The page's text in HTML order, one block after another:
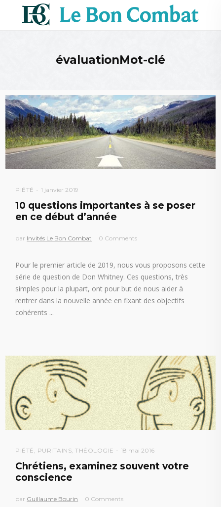
évaluationMot-clé
PIÉTÉ 1 janvier 2019
10 questions importantes à se poser
en ce début d’année
par Invités Le Bon Combat 0 Comments
Pour le premier article de 2019, nous vous proposons cette
série de question de Don Whitney. Ces questions, très
simples pour la plupart, ont pour but de nous aider à
rentrer dans la nouvelle année en fixant des objectifs
cohérents
PIÉTÉ , PURITAINS,THÉOLOGIE 18 mai 2016
Chrétiens, examinez souvent votre
conscience
par Guillaume Bourin 0 Comments